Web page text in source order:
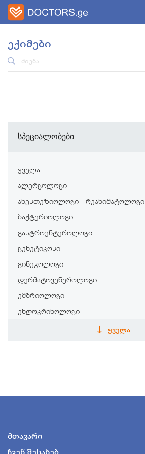
ექიმები
სპეციალობები
ყველა
ალერგოლოგი
ანესთეზიოლოგი - რეანიმატოლოგი
ბაქტერიოლოგი
გასტროენტეროლოგი
გენეტიკოსი
გინეკოლოგი
დერმატოვენეროლოგი
ემბრიოლოგი
ენდოკრინოლოგი
ეპიდემიოლოგი
კოსმეტოლოგი
ᲧᲕᲔᲚᲐ
მთავარი
ჩვენ შესახებ